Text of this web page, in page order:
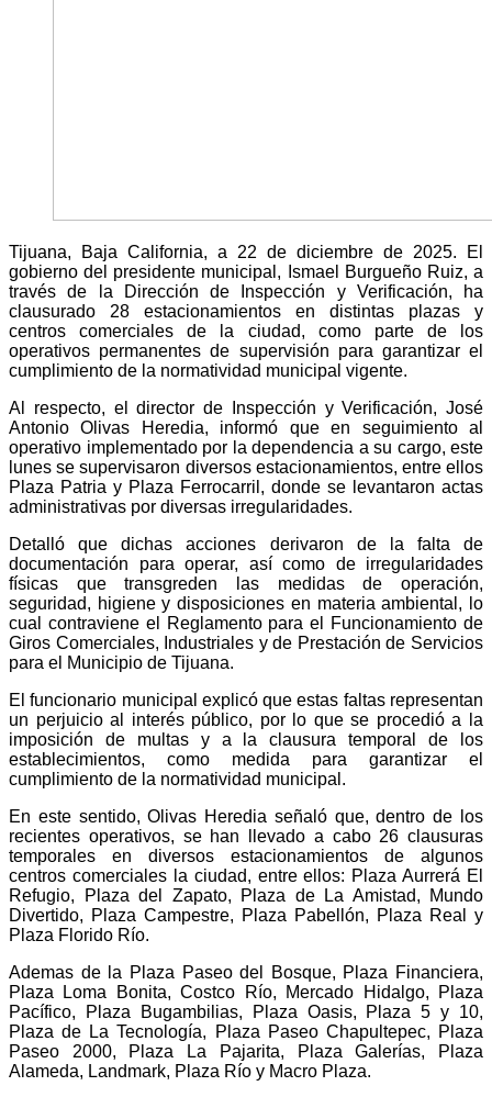
Tijuana, Baja California, a 22 de diciembre de 2025. El
gobierno del presidente municipal, Ismael Burgueño Ruiz, a
través de la Dirección de Inspección y Verificación, ha
clausurado 28 estacionamientos en distintas plazas y
centros comerciales de la ciudad, como parte de los
operativos permanentes de supervisión para garantizar el
cumplimiento de la normatividad municipal vigente.
Al respecto, el director de Inspección y Verificación, José
Antonio Olivas Heredia, informó que en seguimiento al
operativo implementado por la dependencia a su cargo, este
lunes se supervisaron diversos estacionamientos, entre ellos
Plaza Patria y Plaza Ferrocarril, donde se levantaron actas
administrativas por diversas irregularidades.
Detalló que dichas acciones derivaron de la falta de
documentación para operar, así como de irregularidades
físicas que transgreden las medidas de operación,
seguridad, higiene y disposiciones en materia ambiental, lo
cual contraviene el Reglamento para el Funcionamiento de
Giros Comerciales, Industriales y de Prestación de Servicios
para el Municipio de Tijuana.
El funcionario municipal explicó que estas faltas representan
un perjuicio al interés público, por lo que se procedió a la
imposición de multas y a la clausura temporal de los
establecimientos, como medida para garantizar el
cumplimiento de la normatividad municipal.
En este sentido, Olivas Heredia señaló que, dentro de los
recientes operativos, se han llevado a cabo 26 clausuras
temporales en diversos estacionamientos de algunos
centros comerciales la ciudad, entre ellos: Plaza Aurrerá El
Refugio, Plaza del Zapato, Plaza de La Amistad, Mundo
Divertido, Plaza Campestre, Plaza Pabellón, Plaza Real y
Plaza Florido Río.
Ademas de la Plaza Paseo del Bosque, Plaza Financiera,
Plaza Loma Bonita, Costco Río, Mercado Hidalgo, Plaza
Pacífico, Plaza Bugambilias, Plaza Oasis, Plaza 5 y 10,
Plaza de La Tecnología, Plaza Paseo Chapultepec, Plaza
Paseo 2000, Plaza La Pajarita, Plaza Galerías, Plaza
Alameda, Landmark, Plaza Río y Macro Plaza.